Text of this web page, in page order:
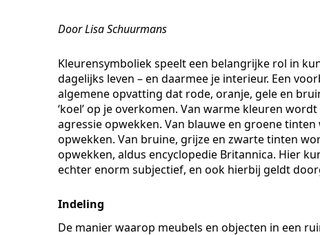
Door Lisa Schuurmans
Kleurensymboliek speelt een belangrijke rol in
dagelijks leven – en daarmee je interieur. Een
algemene opvatting dat rode, oranje, gele en
‘koel’ op je overkomen. Van warme kleuren
agressie opwekken. Van blauwe en groene
opwekken. Van bruine, grijze en zwarte tinten
opwekken, aldus encyclopedie Britannica. Hier
echter enorm subjectief, en ook hierbij geldt
Indeling
De manier waarop meubels en objecten in een